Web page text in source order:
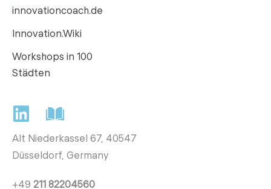
innovationcoach.de
Innovation.Wiki
Workshops in 100
Städten
Alt Niederkassel 67, 40547
Düsseldorf, Germany
+49 211 82204560